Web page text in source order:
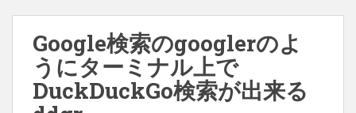
Google検索のgooglerのよ
うにターミナル上で
DuckDuckGo検索が出来る